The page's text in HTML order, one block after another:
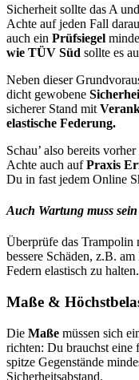
Sicherheit sollte das A
Achte auf jeden Fall
auch ein Prüfsiegel
wie TÜV Süd sollte es
Neben dieser
dicht gewobene
sicherer Stand mit
elastische Federung.
Schau’ also bereits
Achte auch aufPraxis
Du in fast jedem Online
Auch Wartung muss sein
Überprüfe das Trampolin
bessere Schäden, z.B.
Federn elastisch zu halten.
Maße &
Die Maße müssen sich
richten: Du brauchst eine
spitze Gegenstände
Sicherheitsabstand.